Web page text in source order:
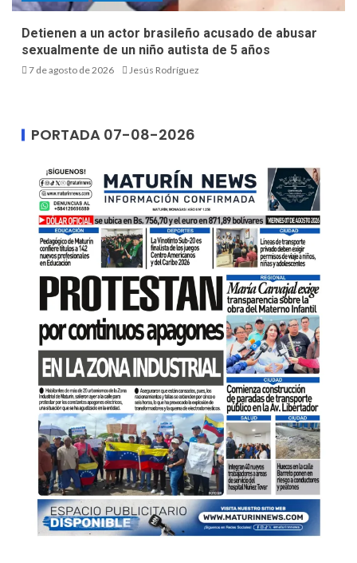
Detienen a un actor brasileño acusado de abusar
sexualmente de un niño autista de 5 años
7 de agosto de 2026 Jesús Rodríguez
PORTADA 07-08-2026